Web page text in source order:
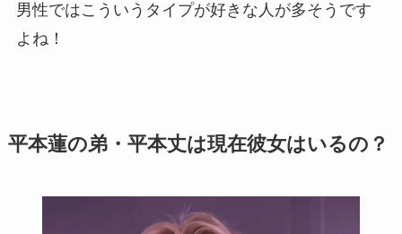
男性ではこういうタイプが好きな人が多そうです
よね！
平本蓮の弟・平本丈は現在彼女はいるの？